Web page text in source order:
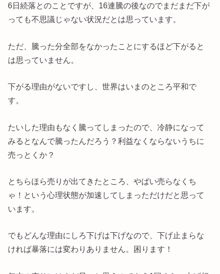
6日続落とのことですが、16連騰の後なのでまだまだ下が
っても不思議じゃない状況だとは思っています。
ただ、騰った分全部をなかったことにするほど下がると
は思っていません。
下がる理由がないですし、世界はいまのところ平和で
す。
たいした理由もなく騰ってしまったので、冷静になって
みるとなんで騰ったんだろう？利益なくならないうちに
売っとくか？
とちらほら売りが出てきたところ、やばい売らなくち
ゃ！という心理状態が加速してしまっただけだと思って
います。
でもどんな理由にしろ下げは下げなので、下げ止まらな
ければ暴落には変わりありません。困ります！